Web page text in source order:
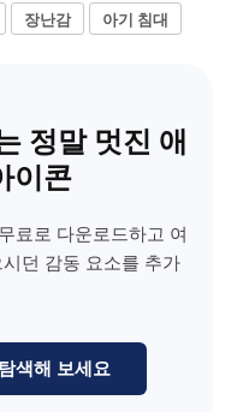
장난감 아기 침대
정말 멋진 애
이콘
료로 다운로드하고 여
던 감동 요소를 추가
색해 보세요